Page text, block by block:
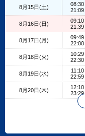
8月15日(土)
08:30
21:09
8月16日(日)
09:10
21:39
8月17日(月)
09:49
22:00
8月18日(火)
10:29
22:30
8月19日(水)
11:10
22:59
8月20日(木)
12:10
23:29